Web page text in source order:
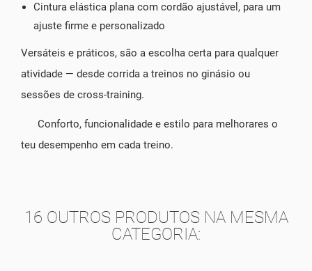
Cintura elástica plana com cordão ajustável, para um
ajuste firme e personalizado
Versáteis e práticos, são a escolha certa para qualquer
atividade — desde corrida a treinos no ginásio ou
sessões de cross-training.
Conforto, funcionalidade e estilo para melhorares o
teu desempenho em cada treino.
16 OUTROS PRODUTOS NA MESMA
CATEGORIA: